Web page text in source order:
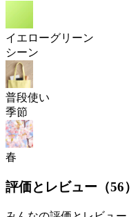
イエローグリーン
シーン
普段使い
季節
春
評価とレビュー（56）